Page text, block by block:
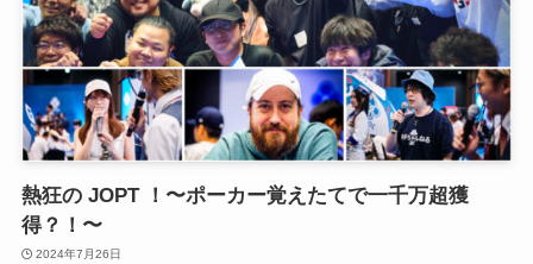
熱狂の JOPT ！〜ポーカー覚えたてで一千万超獲
得？！〜
2024年7月26日